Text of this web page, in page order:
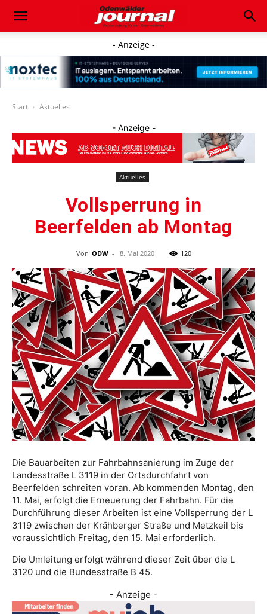
- Anzeige -
Start Aktuelles
- Anzeige -
Aktuelles
Vollsperrung in
Beerfelden ab Montag
Von ODW - 8. Mai 2020 120
Die Bauarbeiten zur Fahrbahnsanierung im Zuge der
Landesstraße L 3119 in der Ortsdurchfahrt von
Beerfelden schreiten voran. Ab kommenden Montag, den
11. Mai, erfolgt die Erneuerung der Fahrbahn. Für die
Durchführung dieser Arbeiten ist eine Vollsperrung der L
3119 zwischen der Krähberger Straße und Metzkeil bis
voraussichtlich Freitag, den 15. Mai erforderlich.
Die Umleitung erfolgt während dieser Zeit über die L
3120 und die Bundesstraße B 45.
- Anzeige -